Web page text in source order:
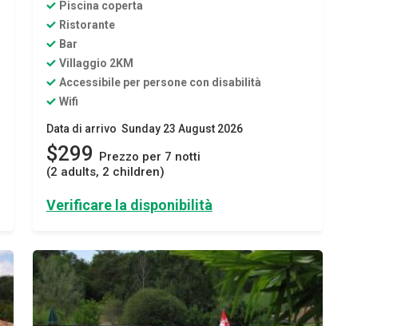
Piscina coperta
Ristorante
Bar
Villaggio 2KM
Accessibile per persone con disabilità
Wifi
Data di arrivo Sunday 23 August 2026
$299 Prezzo per 7 notti
(2 adults, 2 children)
Verificare la disponibilità